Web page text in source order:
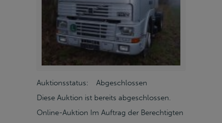
Auktionsstatus: Abgeschlossen
Diese Auktion ist bereits abgeschlossen.
Online-Auktion Im Auftrag der Berechtigten